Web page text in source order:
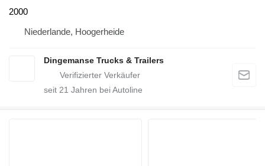
2000
Niederlande, Hoogerheide
Dingemanse Trucks & Trailers
seit 21 Jahren bei Autoline